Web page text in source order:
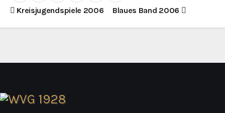
B
e
r
Kreisjugendspiele 2006 Blaues Band 2006